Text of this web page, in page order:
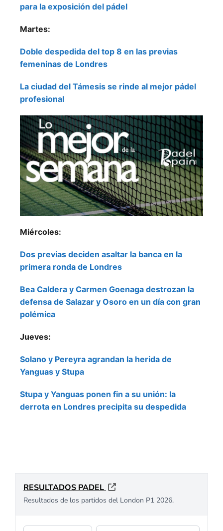
para la exposición del pádel
Martes:
Doble despedida del top 8 en las previas
femeninas de Londres
La ciudad del Támesis se rinde al mejor pádel
profesional
Miércoles:
Dos previas deciden asaltar la banca en la
primera ronda de Londres
Bea Caldera y Carmen Goenaga destrozan la
defensa de Salazar y Osoro en un día con gran
polémica
Jueves:
Solano y Pereyra agrandan la herida de
Yanguas y Stupa
Stupa y Yanguas ponen fin a su unión: la
derrota en Londres precipita su despedida